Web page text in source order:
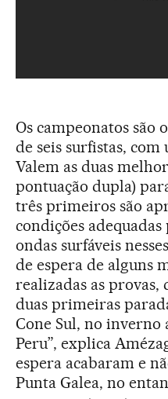
Os campeonatos são
de seis surfistas,
Valem as duas
pontuação dupla)
três primeiros são
condições
ondas surfáveis
de espera de alguns
realizadas as provas,
duas primeiras
Cone Sul, no inverno
Peru”, explica
espera acabaram e
Punta Galea, no